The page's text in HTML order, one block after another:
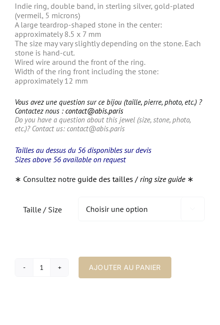
Indie ring, double band, in sterling silver, gold-plated
(vermeil, 5 microns)
A large teardrop-shaped stone in the center:
approximately 8.5 x 7 mm
The size may vary slightly depending on the stone. Each
stone is hand-cut.
Wired wire around the front of the ring.
Width of the ring front including the stone:
approximately 12 mm
Vous avez une question sur ce bijou (taille, pierre, photo, etc.) ?
Contactez nous :contact@abis.paris
Do you have a question about this jewel (size, stone, photo,
etc.)? Contact us: contact@abis.paris
Tailles au dessus du 56 disponibles sur devis
Sizes above 56 available on request
∗ Consultez notre guide des tailles / ring size guide∗
Taille / Size
quantité
AJOUTER AU PANIER